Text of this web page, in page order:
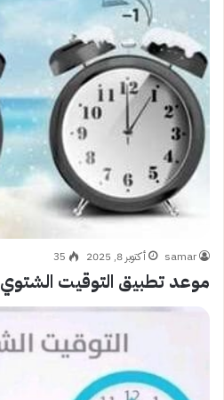
samar أكتوبر 8, 2025 35
موعد تطبيق التوقيت الشتوي 2026 في مصر